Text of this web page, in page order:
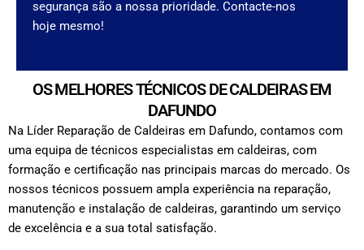
segurança são a nossa prioridade. Contacte-nos
hoje mesmo!
OS MELHORES TÉCNICOS DE CALDEIRAS EM
DAFUNDO
Na Líder Reparação de Caldeiras em Dafundo, contamos com
uma equipa de técnicos especialistas em caldeiras, com
formação e certificação nas principais marcas do mercado. Os
nossos técnicos possuem ampla experiência na reparação,
manutenção e instalação de caldeiras, garantindo um serviço
de excelência e a sua total satisfação.